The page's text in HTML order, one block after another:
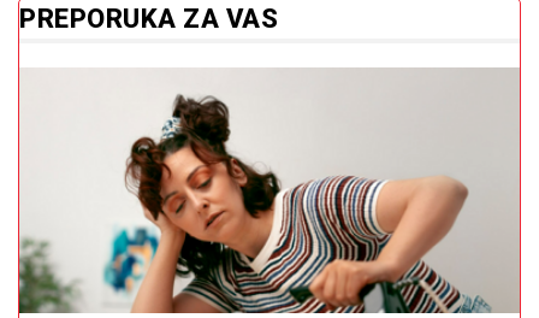
PREPORUKA ZA VAS